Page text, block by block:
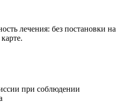
лечения: без постановки на
при соблюдении